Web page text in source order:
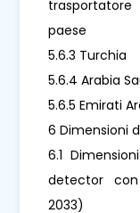
paese
5.6.3 Turchia
5.6.4 Arabia
5.6.5 Emirati
6 Dimensioni
6.1
detector
2033)